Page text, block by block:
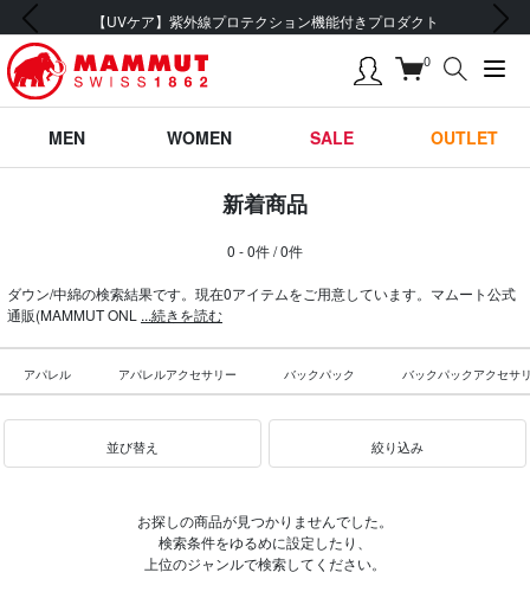
【UVケア】紫外線プロテクション機能付きプロダクト
前の画像 次の画像
0
MEN WOMEN SALE OUTLET
新着商品
0 - 0件 / 0件
ダウン/中綿の検索結果です。現在0アイテムをご用意しています。マムート公式
通販(MAMMUT ONL ...続きを読む
アパレル アパレルアクセサリー バックパック バックパックアクセサ
並び替え 絞り込み
お探しの商品が見つかりませんでした。
検索条件をゆるめに設定したり、
上位のジャンルで検索してください。